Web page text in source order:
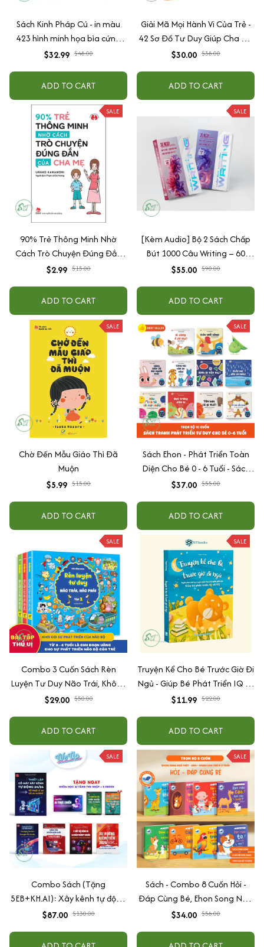
Sách Kinh Pháp Cú - in màu
423 hình minh họa bìa cứng
cao cấp + tặng kèm vòng tay
$32.99 $48.00
ADD TO CART
Giải Mã Mọi Hành Vi Của Trẻ -
42 Sơ Đồ Tư Duy Giúp Cha Mẹ
Thấu Hiểu Tâm Lý Và Hành Vi
$30.00 $38.00
ADD TO CART
SALE
90% Trẻ Thông Minh Nhờ
Cách Trò Chuyện Đúng Đắn
Của Cha Mẹ
$2.99 $15.00
ADD TO CART
SALE
[Kèm Audio] Bộ 2 Sách Chấp
Bút 1000 Câu Writing – 60
Ngày Gieo Trồng Tư Duy
$55.00 $90.00
ADD TO CART
SALE
Chờ Đến Mẫu Giáo Thì Đã
Muộn
$5.99 $15.00
ADD TO CART
SALE
Sách Ehon - Phát Triển Toàn
Diện Cho Bé 0 - 6 Tuổi - Sách
Song Ngữ Việt - Anh
$37.00 $55.00
ADD TO CART
SALE
Combo 3 Cuốn Sách Rèn
Luyện Tư Duy Não Trái, Không
Não Phải - Đánh Thức Tiềm
$29.00 $50.00
ADD TO CART
SALE
Truyện Kể Cho Bé Trước Giờ Đi
Ngủ - Giúp Bé Phát Triển IQ Và
EQ
$11.99 $22.00
ADD TO CART
SALE
Combo Sách (Tặng
5EB+KH.AI): Xây kênh tự động
AI Agent + AI siêu mạnh + 3
+ Xu hướng
$87.00 $130.00
SALE
Sách - Combo 8 Cuốn Hỏi -
Đáp Cùng Bé, Ehon Song Ngữ
Việt - Anh - Dành Cho Bé Từ 0
$34.00 $56.00